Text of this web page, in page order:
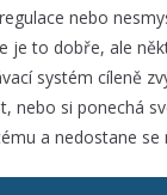
nebo
je to dobře, ale
systém cíleně
nebo si ponechá
a nedostane